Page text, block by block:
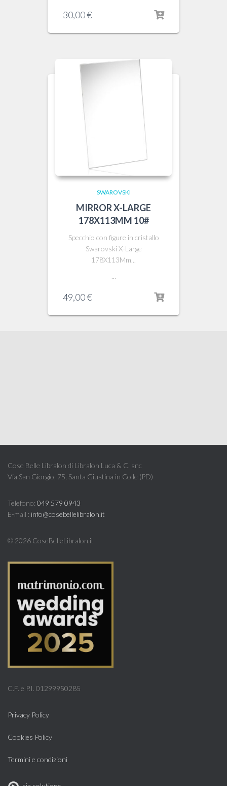
30,00€
SWAROVSKI
MIRROR X-LARGE
178X113MM 10#
Specchio con figure in cristallo
Swarovski X-Large
178X113Mm...
49,00€
Cose Belle Libralon di Libralon Luca & C. snc
Via San Giorgio, 75, Santa Giustina in Colle (PD)
Telefono: 049 579 0943
E-mail : info@cosebellelibralon.it
© 2026 CoseBelleLibralon.it
C.F. e P.I. 01299950285
Privacy Policy
Cookies Policy
Termini e condizioni